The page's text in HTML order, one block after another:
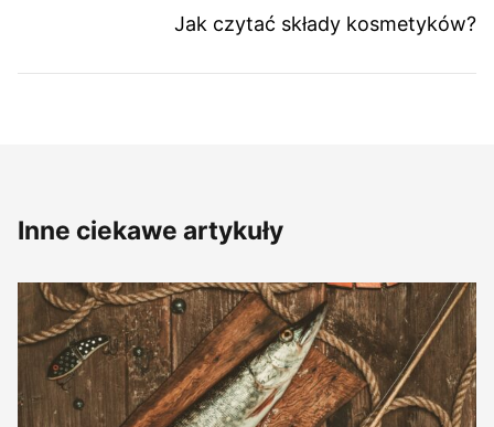
Jak czytać składy kosmetyków?
Inne ciekawe artykuły